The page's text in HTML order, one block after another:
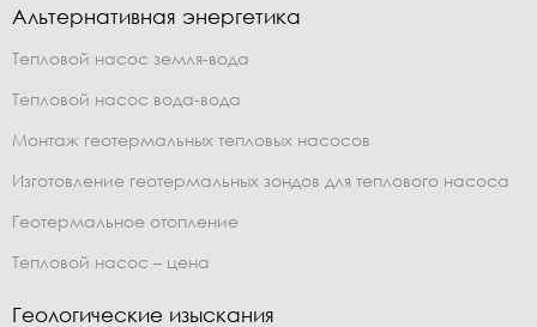
Альтернативная энергетика
Тепловой насос земля-вода
Тепловой насос вода-вода
Монтаж геотермальных тепловых насосов
Изготовление геотермальных зондов для теплового насоса
Геотермальное отопление
Тепловой насос – цена
Геологические изыскания